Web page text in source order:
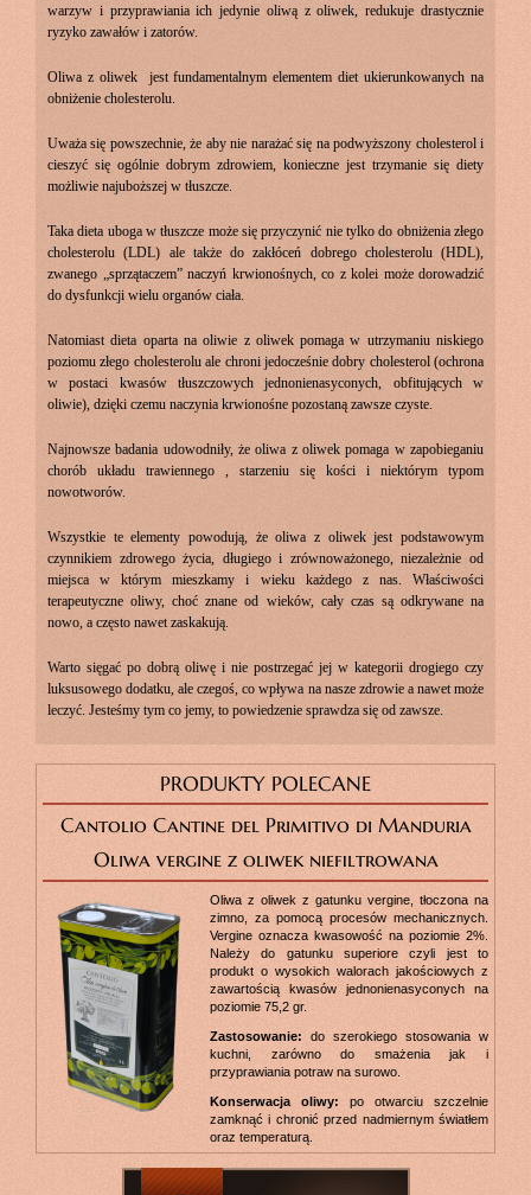
warzyw i przyprawiania ich jedynie oliwą z oliwek, redukuje drastycznie
ryzyko zawałów i zatorów.
Oliwa z oliwek jest fundamentalnym elementem diet ukierunkowanych na
obniżenie cholesterolu.
Uważa się powszechnie, że aby nie narażać się na podwyższony cholesterol i
cieszyć się ogólnie dobrym zdrowiem, konieczne jest trzymanie się diety
możliwie najuboższej w tłuszcze.
Taka dieta uboga w tłuszcze może się przyczynić nie tylko do obniżenia złego
cholesterolu (LDL) ale także do zakłóceń dobrego cholesterolu (HDL),
zwanego „sprzątaczem” naczyń krwionośnych, co z kolei może dorowadzić
do dysfunkcji wielu organów ciała.
Natomiast dieta oparta na oliwie z oliwek pomaga w utrzymaniu niskiego
poziomu złego cholesterolu ale chroni jedocześnie dobry cholesterol (ochrona
w postaci kwasów tłuszczowych jednonienasyconych, obfitujących w
oliwie), dzięki czemu naczynia krwionośne pozostaną zawsze czyste.
Najnowsze badania udowodniły, że oliwa z oliwek pomaga w zapobieganiu
chorób układu trawiennego , starzeniu się kości i niektórym typom
nowotworów.
Wszystkie te elementy powodują, że oliwa z oliwek jest podstawowym
czynnikiem zdrowego życia, długiego i zrównoważonego, niezależnie od
miejsca w którym mieszkamy i wieku każdego z nas. Właściwości
terapeutyczne oliwy, choć znane od wieków, cały czas są odkrywane na
nowo, a często nawet zaskakują.
Warto sięgać po dobrą oliwę i nie postrzegać jej w kategorii drogiego czy
luksusowego dodatku, ale czegoś, co wpływa na nasze zdrowie a nawet może
leczyć. Jesteśmy tym co jemy, to powiedzenie sprawdza się od zawsze.
PRODUKTY POLECANE
Cantolio Cantine del Primitivo di Manduria
Oliwa vergine z oliwek niefiltrowana
Oliwa z oliwek z gatunku vergine, tłoczona na
zimno, za pomocą procesów mechanicznych.
Vergine oznacza kwasowość na poziomie 2%.
Należy do gatunku superiore czyli jest to
produkt o wysokich walorach jakościowych z
zawartością kwasów jednonienasyconych na
poziomie 75,2 gr.
Zastosowanie: do szerokiego stosowania w
kuchni, zarówno do smażenia jak i
przyprawiania potraw na surowo.
Konserwacja oliwy: po otwarciu szczelnie
zamknąć i chronić przed nadmiernym światłem
oraz temperaturą.